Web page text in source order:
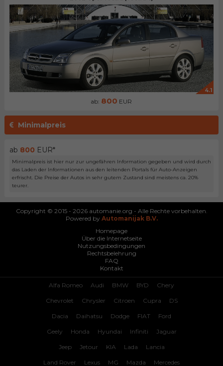
4.1
ab: 800 EUR
Minimalpreis
ab 800 EUR*
Minimalpreis ist hier nur zur ungefähren Information gegeben und wird durch
das Laden der Informationen aus den leitenden Portals für Auto-Anzeigen
erfrischt. Die Preise der Autos in sehr gutem Zustand sind meistens ca. 20%
teurer.
Copyright © 2015 - 2026 automanie.org - Alle Rechte vorbehalten.
Powered by Automanijak B.V.
Homepage
Über die Internetseite
Nutzungsbedingungen
Rechtsbelehrung
FAQ
Kontakt
Alfa Romeo Audi BMW BYD Chery
Chevrolet Chrysler Citroen Cupra DS
Dacia Daihatsu Dodge FIAT Ford
Geely Honda Hyundai Infiniti Jaguar
Jeep Jetour KIA Lada Lancia
Land Rover Lexus MG Mazda Mercedes